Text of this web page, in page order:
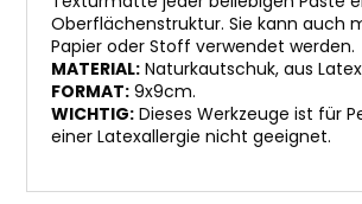
Oberflächenstruktur. Sie kann auch
Papier oder Stoff verwendet werden.
MATERIAL: Naturkautschuk, aus
FORMAT: 9x9cm.
WICHTIG: Dieses Werkzeuge ist für
einer Latexallergie nicht geeignet.